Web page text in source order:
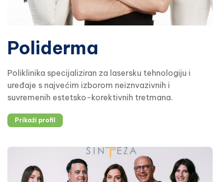
Poliderma
Poliklinika specijaliziran za lasersku tehnologiju i
uređaje s najvećim izborom neiznvazivnih i
suvremenih estetsko-korektivnih tretmana.
Prikaži profil